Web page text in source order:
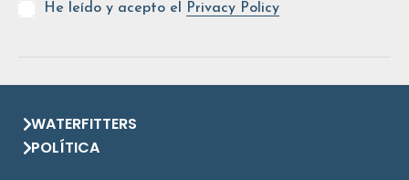
He leído y acepto el Privacy Policy
WATERFITTERS
POLÍTICA